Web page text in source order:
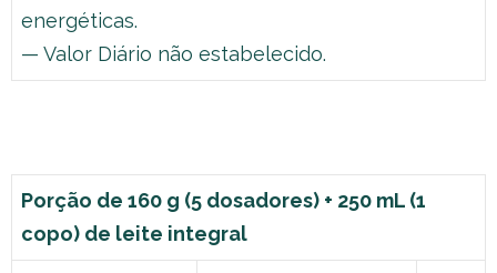
energéticas.
— Valor Diário não estabelecido.
Porção de 160 g (5 dosadores) + 250 mL (1
copo) de leite integral